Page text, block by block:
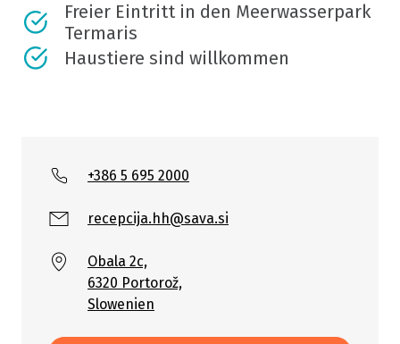
Freier Eintritt in den Meerwasserpark
Termaris
Haustiere sind willkommen
+386 5 695 2000
recepcija.hh@sava.si
Obala 2c,
6320 Portorož,
Slowenien